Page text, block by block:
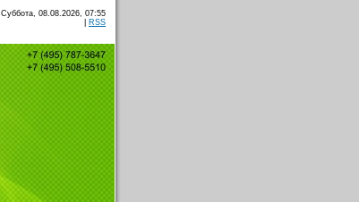
Суббота, 08.08.2026, 07:55
RSS